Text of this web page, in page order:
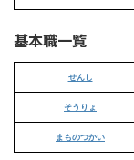
基本職一覧
せんし
そうりょ
まものつかい